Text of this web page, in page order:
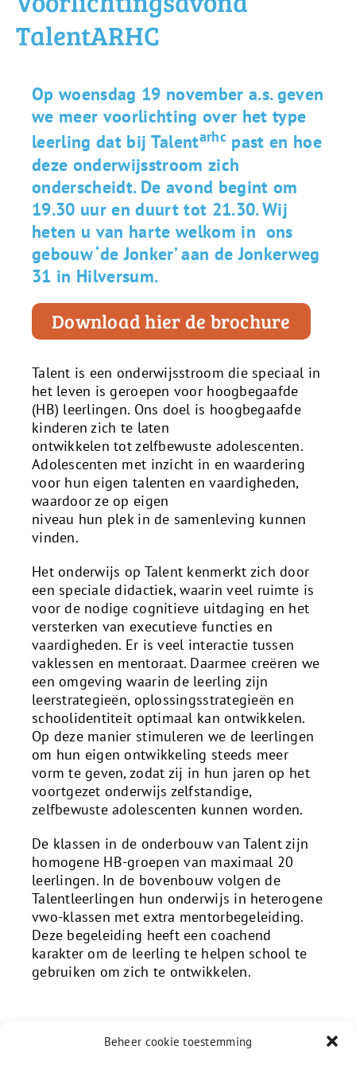
Beheer cookie toestemming
TalentARHC
Op woensdag 19 november a.s. geven
we meer voorlichting over het type
leerling dat bij Talentarhcpast en hoe
deze onderwijsstroom zich
onderscheidt. De avond begint om
19.30 uur en duurt tot 21.30. Wij
heten u van harte welkom in ons
gebouw ‘de Jonker’ aan de Jonkerweg
31 in Hilversum.
Download hier de brochure
Talent is een onderwijsstroom die speciaal in
het leven is geroepen voor hoogbegaafde
(HB) leerlingen. Ons doel is hoogbegaafde
kinderen zich te laten
ontwikkelen tot zelfbewuste adolescenten.
Adolescenten met inzicht in en waardering
voor hun eigen talenten en vaardigheden,
waardoor ze op eigen
niveau hun plek in de samenleving kunnen
vinden.
Het onderwijs op Talent kenmerkt zich door
een speciale didactiek, waarin veel ruimte is
voor de nodige cognitieve uitdaging en het
versterken van executieve functies en
vaardigheden. Er is veel interactie tussen
vaklessen en mentoraat. Daarmee creëren we
een omgeving waarin de leerling zijn
leerstrategieën, oplossingsstrategieën en
schoolidentiteit optimaal kan ontwikkelen.
Op deze manier stimuleren we de leerlingen
om hun eigen ontwikkeling steeds meer
vorm te geven, zodat zij in hun jaren op het
voortgezet onderwijs zelfstandige,
zelfbewuste adolescenten kunnen worden.
De klassen in de onderbouw van Talent zijn
homogene HB-groepen van maximaal 20
leerlingen. In de bovenbouw volgen de
Talentleerlingen hun onderwijs in heterogene
vwo-klassen met extra mentorbegeleiding.
Deze begeleiding heeft een coachend
karakter om de leerling te helpen school te
gebruiken om zich te ontwikkelen.